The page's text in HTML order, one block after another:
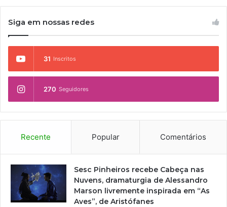
Siga em nossas redes
31 Inscritos
270 Seguidores
Recente Popular Comentários
Sesc Pinheiros recebe Cabeça nas
Nuvens, dramaturgia de Alessandro
Marson livremente inspirada em “As
Aves”, de Aristófanes